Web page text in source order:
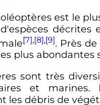
est le
décrites
[7],[8],[9]. Près de
plus abondantes
sont très
et marines.
les débris de